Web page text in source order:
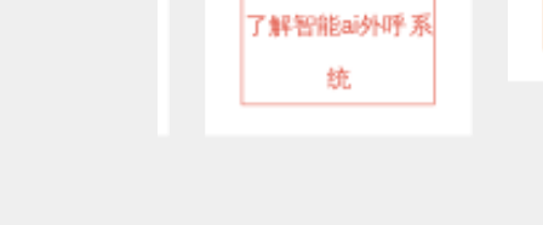
了解智能ai外呼系